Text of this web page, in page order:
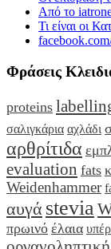
Από το
Τι είναι οι
Φράσεις
proteins
σαλιγκάρια αχλάδι
αρθρίτιδα
evaluation fats
Weidenhammer
αυγά stevia
πρωινό έλαια